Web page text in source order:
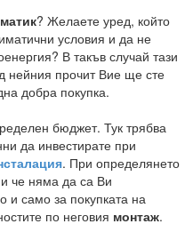
? Желаете уред, който
условия и да не
В такъв случай тази
нейния прочит Вие ще сте
добра покупка.
бюджет. Тук трябва
да инвестирате при
. При определянето
че няма да са Ви
и само за покупката на
по неговия монтаж.